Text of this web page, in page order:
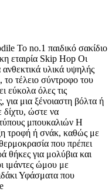
Το no.1 παιδικό σακίδιο
εταιρία Skip Hop Οι
ανθεκτικά υλικά υψηλής
το τέλειο σύντροφο του
εύκολα όλες τις
για μια ξένοιαστη βόλτα ή
δίχτυ, ώστε να
μπουκαλιών Η
τροφή ή σνάκ, καθώς με
που πρέπει
θήκες για μολύβια και
ιμάντες ώμου με
Υφάσματα που